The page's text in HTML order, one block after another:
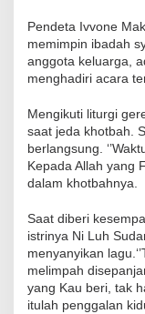
Pendeta Ivvone
memimpin ibadah
anggota keluarga,
menghadiri acara
Mengikuti liturgi
saat jeda khotbah.
berlangsung.
Kepada Allah yang
dalam khotbahnya.
Saat diberi
istrinya Ni Luh
menyanyikan
melimpah
yang Kau beri, tak
itulah penggalan